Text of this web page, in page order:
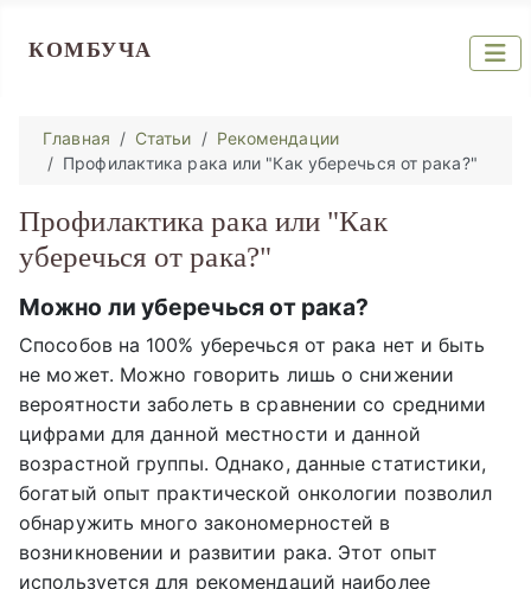
КОМБУЧА
Главная Статьи
Рекомендации
Профилактика рака или "Как уберечься от рака?"
Профилактика рака или "Как
уберечься от рака?"
Можно ли уберечься от рака?
Способов на 100% уберечься от рака нет и быть
не может. Можно говорить лишь о снижении
вероятности заболеть в сравнении со средними
цифрами для данной местности и данной
возрастной группы. Однако, данные статистики,
богатый опыт практической онкологии позволил
обнаружить много закономерностей в
возникновении и развитии рака. Этот опыт
используется для рекомендаций наиболее